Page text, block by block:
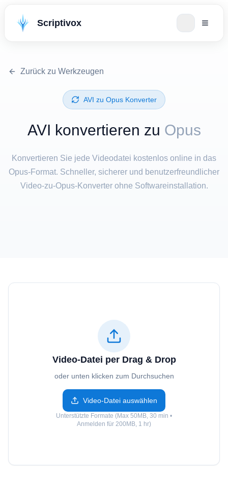
Scriptivox
Zurück zu Werkzeugen
⁦AVI⁩ zu ⁦Opus⁩ Konverter
⁦AVI⁩ konvertieren zu Opus
Konvertieren Sie jede Videodatei kostenlos online in das
Opus-Format. Schneller, sicherer und benutzerfreundlicher
Video-zu-Opus-Konverter ohne Softwareinstallation.
Video-Datei per Drag & Drop
oder unten klicken zum Durchsuchen
Video-Datei auswählen
Unterstützte Formate (Max 50MB, 30 min •
Anmelden für 200MB, 1 hr)